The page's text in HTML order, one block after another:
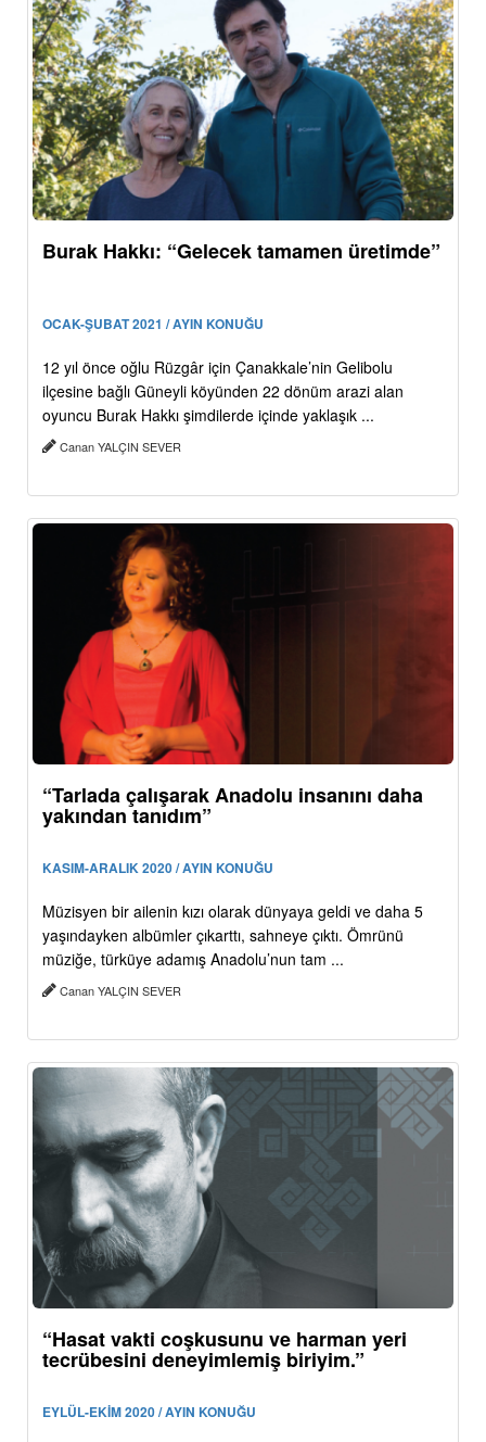
Burak Hakkı: “Gelecek tamamen üretimde”
OCAK-ŞUBAT 2021 / AYIN KONUĞU
12 yıl önce oğlu Rüzgâr için Çanakkale’nin Gelibolu
ilçesine bağlı Güneyli köyünden 22 dönüm arazi alan
oyuncu Burak Hakkı şimdilerde içinde yaklaşık ...
Canan YALÇIN SEVER
“Tarlada çalışarak Anadolu insanını daha
yakından tanıdım”
KASIM-ARALIK 2020 / AYIN KONUĞU
Müzisyen bir ailenin kızı olarak dünyaya geldi ve daha 5
yaşındayken albümler çıkarttı, sahneye çıktı. Ömrünü
müziğe, türküye adamış Anadolu’nun tam ...
Canan YALÇIN SEVER
“Hasat vakti coşkusunu ve harman yeri
tecrübesini deneyimlemiş biriyim.”
EYLÜL-EKİM 2020 / AYIN KONUĞU